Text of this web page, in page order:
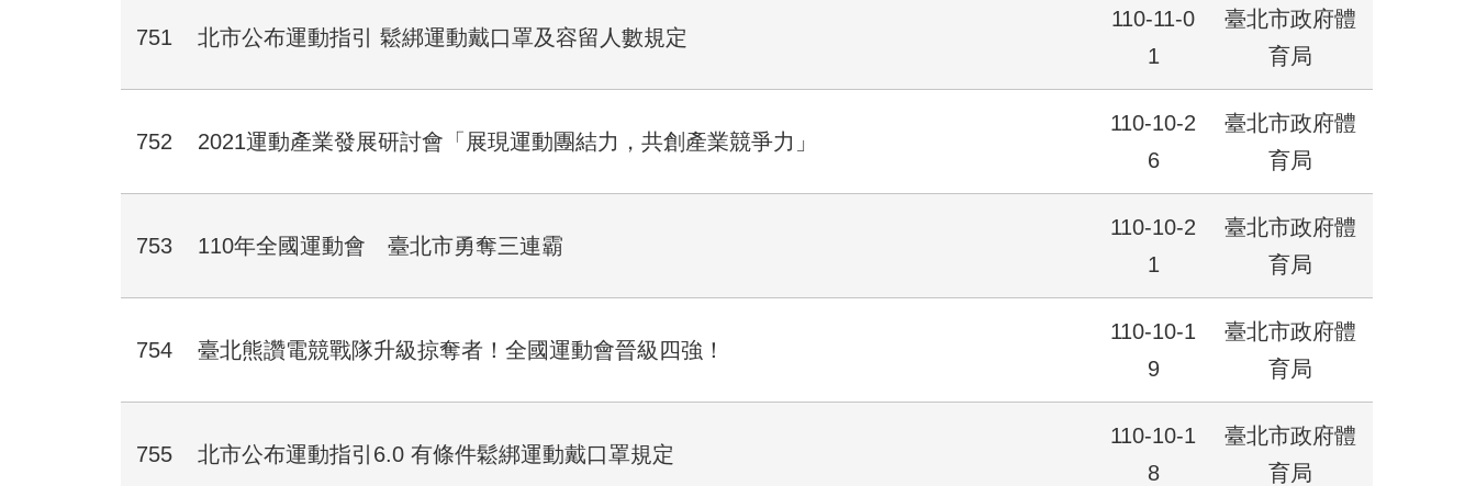
751 北市公布運動指引 鬆綁運動戴口罩及容留人數規定
110-11-0
1
臺北市政府體
育局
752 2021運動產業發展研討會「展現運動團結力，共創產業競爭力」
110-10-2
6
臺北市政府體
育局
753 ​110年全國運動會 臺北市勇奪三連霸
110-10-2
1
臺北市政府體
育局
754 臺北熊讚電競戰隊升級掠奪者！全國運動會晉級四強！
110-10-1
9
臺北市政府體
育局
755 ​北市公布運動指引6.0 有條件鬆綁運動戴口罩規定
110-10-1
8
臺北市政府體
育局